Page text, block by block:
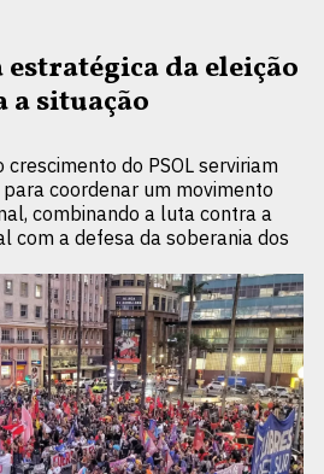
da eleição
situação
do PSOL serviriam
coordenar um movimento
combinando a luta contra a
com a defesa da soberania dos